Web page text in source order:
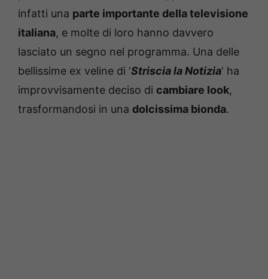
infatti una parte importante della televisione
italiana, e molte di loro hanno davvero
lasciato un segno nel programma. Una delle
bellissime ex veline di ‘Striscia la Notizia‘ ha
improvvisamente deciso di cambiare look,
trasformandosi in una dolcissima bionda.